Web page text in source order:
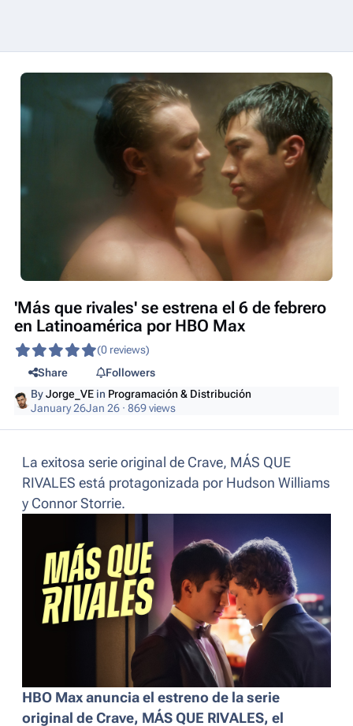
'Más que rivales' se estrena el 6 de febrero
en Latinoamérica por HBO Max
(0 reviews)
Share
Followers
ByJorge_VE in Programación & Distribución
January 26Jan 26 · 869 views
La exitosa serie original de Crave, MÁS QUE
RIVALES está protagonizada por Hudson Williams
y Connor Storrie.
HBO Max anuncia el estreno de la serie
original de Crave, MÁS QUE RIVALES, el